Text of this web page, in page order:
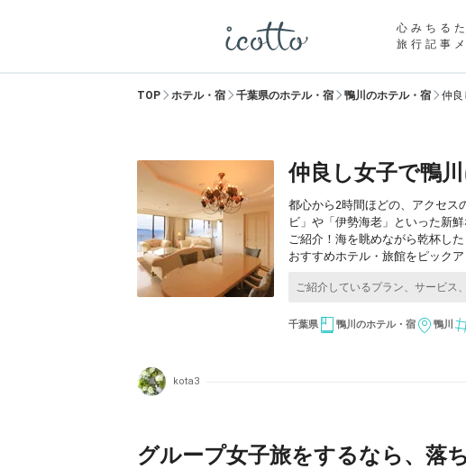
心みちる
旅行記事
TOP ホテル・宿 千葉県のホテル・宿 鴨川のホテル・宿 仲良
仲良し女子で鴨
都心から2時間ほどの、アクセス
ビ」や「伊勢海老」といった新
ご紹介！海を眺めながら乾杯し
おすすめホテル・旅館をピックア
千葉県 鴨川のホテル・宿 鴨川
kota3
グループ女子旅をするなら、落